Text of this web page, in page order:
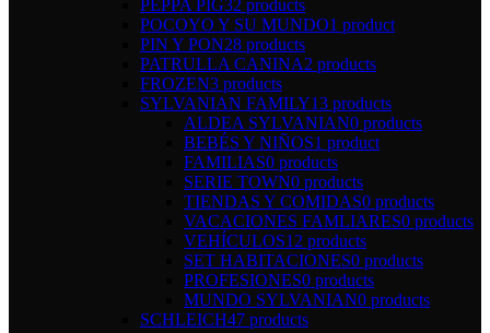
PEPPA PIG32 products
POCOYO Y SU MUNDO1 product
PIN Y PON28 products
PATRULLA CANINA2 products
FROZEN3 products
SYLVANIAN FAMILY13 products
ALDEA SYLVANIAN0 products
BEBÉS Y NIÑOS1 product
FAMILIAS0 products
SERIE TOWN0 products
TIENDAS Y COMIDAS0 products
VACACIONES FAMLIARES0 products
VEHÍCULOS12 products
SET HABITACIONES0 products
PROFESIONES0 products
MUNDO SYLVANIAN0 products
SCHLEICH47 products